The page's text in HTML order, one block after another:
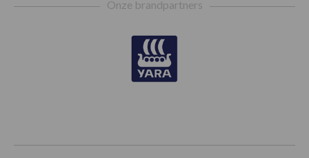
Onze brandpartners